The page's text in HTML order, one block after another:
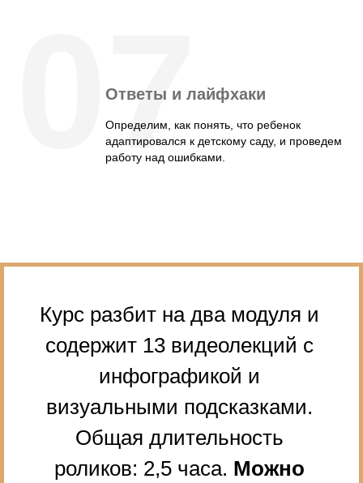
Ответы и лайфхаки
Определим, как понять, что ребенок
адаптировался к детскому саду, и проведем
работу над ошибками.
07
Курс разбит на два модуля и
содержит 13 видеолекций с
инфографикой и
визуальными подсказками.
Общая длительность
роликов: 2,5 часа. Можно